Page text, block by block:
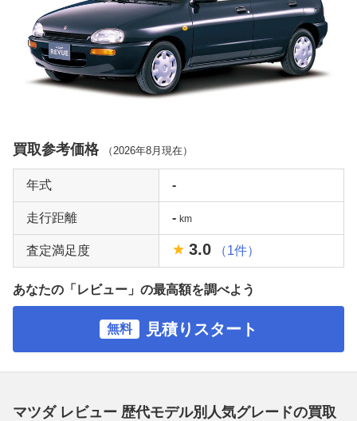
買取参考価格 （ 2026年8月 現在）
年式 -
走行距離 - km
査定満足度 3.0 （1件）
あなたの「レビュー」の最高額を調べよう
無料 見積りスタート
マツダ レビュー 歴代モデル別人気グレードの買取